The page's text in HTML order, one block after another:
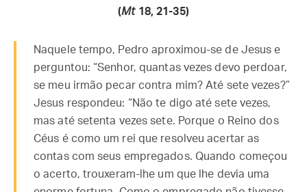
(Mt 18, 21-35)
Naquele tempo, Pedro aproximou-se de Jesus e
perguntou: “Senhor, quantas vezes devo perdoar,
se meu irmão pecar contra mim? Até sete vezes?”
Jesus respondeu: “Não te digo até sete vezes,
mas até setenta vezes sete. Porque o Reino dos
Céus é como um rei que resolveu acertar as
contas com seus empregados. Quando começou
o acerto, trouxeram-lhe um que lhe devia uma